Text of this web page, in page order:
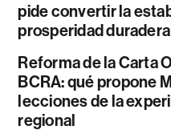
pide convertir la
prosperidad duradera
Reforma de la Carta
BCRA: qué propone
lecciones de la
regional